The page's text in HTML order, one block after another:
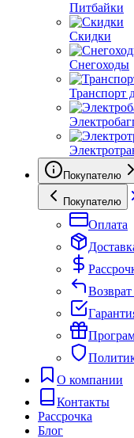
Питбайки
Скидки
Снегоходы
Транспорт
Покупателю
Покупателю
Оплата
Возврат
О компании
Контакты
Рассрочка
Блог